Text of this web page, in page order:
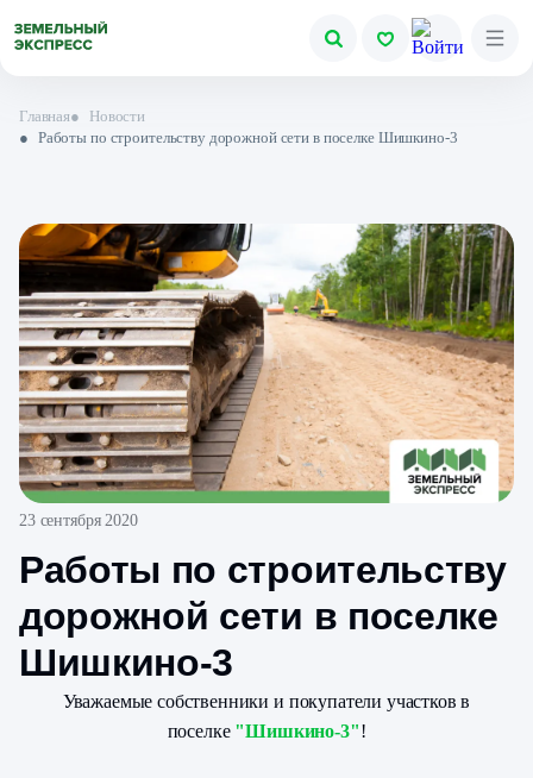
Главная●
Новости
● Работы по строительству дорожной сети в поселке Шишкино-3
23 сентября 2020
Работы по строительству
дорожной сети в поселке
Шишкино-3
Уважаемые собственники и покупатели участков в
поселке "Шишкино-3"!